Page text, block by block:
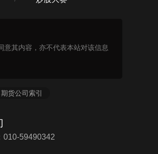
意其内容，亦不代表本站对该信息
期货公司索引
010-59490342